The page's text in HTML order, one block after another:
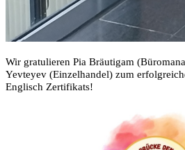
Wir gratulieren Pia Bräutigam
Yevteyev (Einzelhandel) zum
Englisch Zertifikats!